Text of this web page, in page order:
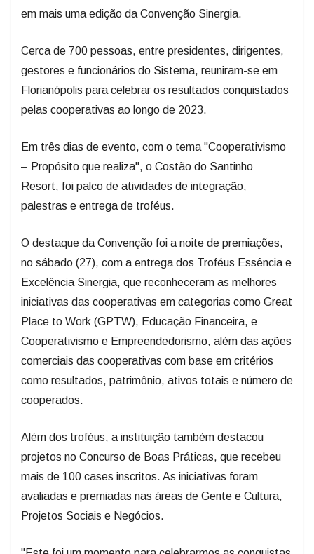
gestores e funcionários do Sistema, reuniram-se em
Florianópolis para celebrar os resultados conquistados
pelas cooperativas ao longo de 2023.
– Propósito que realiza", o Costão do Santinho
Resort, foi palco de atividades de integração,
palestras e entrega de troféus.
no sábado (27), com a entrega dos Troféus Essência e
Excelência Sinergia, que reconheceram as melhores
iniciativas das cooperativas em categorias como Great
Place to Work (GPTW), Educação Financeira, e
Cooperativismo e Empreendedorismo, além das ações
comerciais das cooperativas com base em critérios
como resultados, patrimônio, ativos totais e número de
cooperados.
projetos no Concurso de Boas Práticas, que recebeu
mais de 100 cases inscritos. As iniciativas foram
avaliadas e premiadas nas áreas de Gente e Cultura,
Projetos Sociais e Negócios.
e fortalecer os laços com nossos funcionários, além de